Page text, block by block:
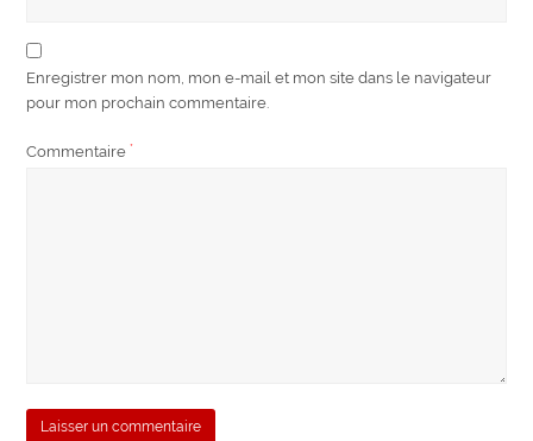
Enregistrer mon nom, mon e-mail et mon site dans le navigateur
pour mon prochain commentaire.
Commentaire *